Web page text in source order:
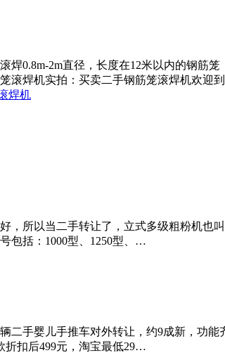
焊0.8m-2m直径，长度在12米以内的钢筋
滚焊机实拍：买卖二手钢筋笼滚焊机欢
焊机
，所以当二手转让了，立式多级粗粉机
包括：1000型、1250型、…
手婴儿手推车对外转让，约9成新，功
折扣后499元，淘宝最低29…